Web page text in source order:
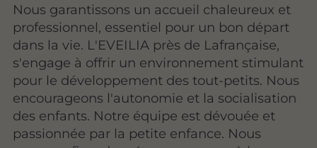
Nous garantissons un accueil chaleureux et
professionnel, essentiel pour un bon départ
dans la vie. L'EVEILIA près de Lafrançaise,
s'engage à offrir un environnement stimulant
pour le développement des tout-petits. Nous
encourageons l'autonomie et la socialisation
des enfants. Notre équipe est dévouée et
passionnée par la petite enfance. Nous